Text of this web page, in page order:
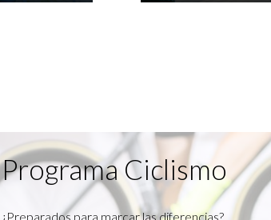
Programa Ciclismo
¿Preparados para marcar las diferencias?